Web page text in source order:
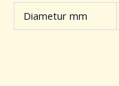
Diametur mm